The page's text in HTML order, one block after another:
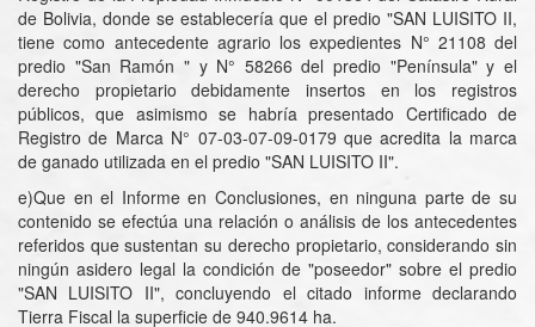
de Bolivia, donde se establecería que el predio "SAN LUISITO II,
tiene como antecedente agrario los expedientes N° 21108 del
predio "San Ramón " y N° 58266 del predio "Península" y el
derecho propietario debidamente insertos en los registros
públicos, que asimismo se habría presentado Certificado de
Registro de Marca N° 07-03-07-09-0179 que acredita la marca
de ganado utilizada en el predio "SAN LUISITO II".
e)Que en el Informe en Conclusiones, en ninguna parte de su
contenido se efectúa una relación o análisis de los antecedentes
referidos que sustentan su derecho propietario, considerando sin
ningún asidero legal la condición de "poseedor" sobre el predio
"SAN LUISITO II", concluyendo el citado informe declarando
Tierra Fiscal la superficie de 940.9614 ha.